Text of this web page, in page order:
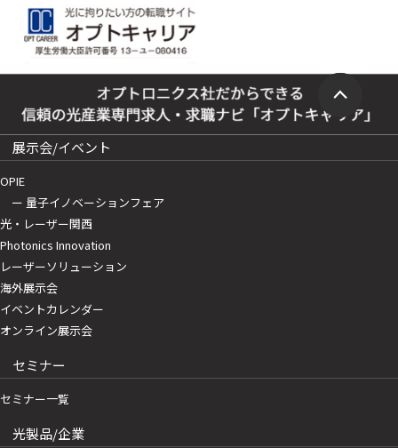
展示会/イベント
OPIE
ー 量子イノベーションフェア
光・レーザー関西
Photonics Innovation
レーザーソリューション
海外展示会
イベントカレンダー
オンライン展示会
セミナー
セミナー一覧
光製品/企業